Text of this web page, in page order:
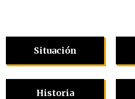
Situación
Historia